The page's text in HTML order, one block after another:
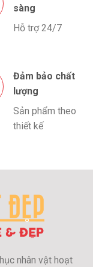
sàng
Hỗ trợ 24/7
Đảm bảo chất
lượng
Sản phẩm theo
thiết kế
nhân vật hoạt